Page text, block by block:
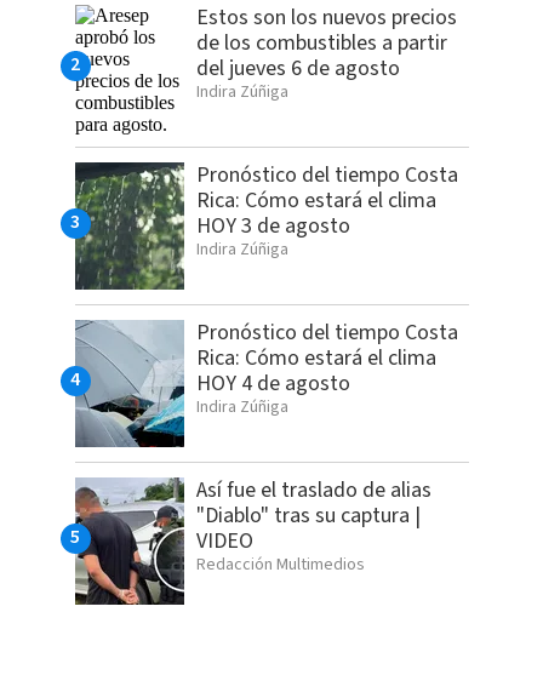
Estos son los nuevos precios
de los combustibles a partir
del jueves 6 de agosto
Indira Zúñiga
Pronóstico del tiempo Costa
Rica: Cómo estará el clima
HOY 3 de agosto
Indira Zúñiga
Pronóstico del tiempo Costa
Rica: Cómo estará el clima
HOY 4 de agosto
Indira Zúñiga
Así fue el traslado de alias
"Diablo" tras su captura |
VIDEO
Redacción Multimedios